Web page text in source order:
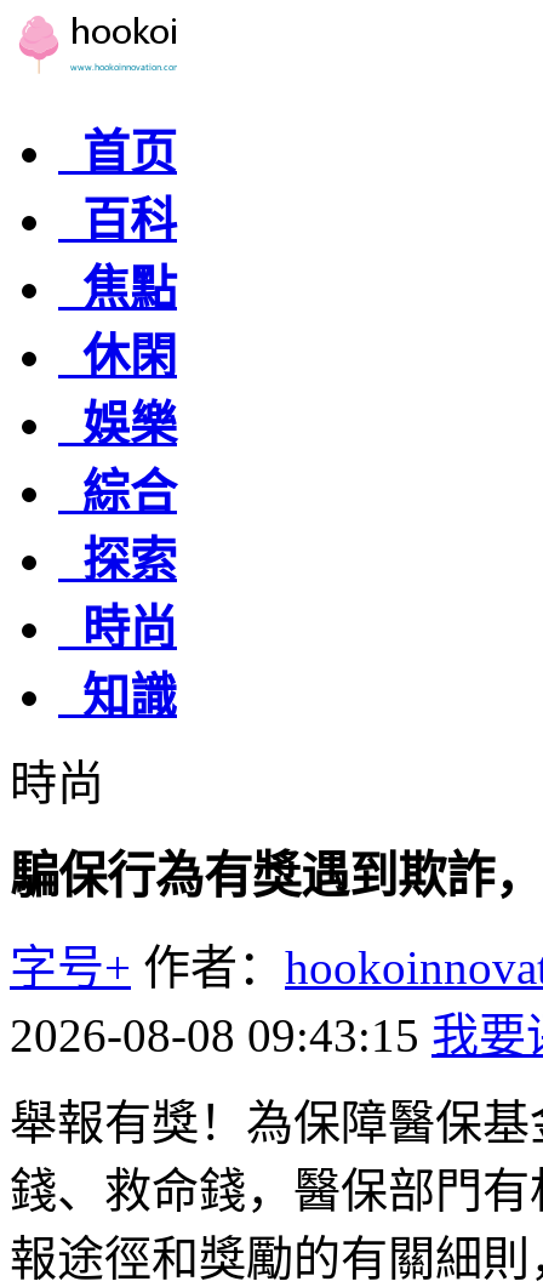
首页
百科
焦點
休閑
娛樂
綜合
探索
時尚
知識
時尚
騙保行為有獎遇到欺詐
字号+ 作者：
2026-08-08 09:43:15 我要
舉報有獎！為保障醫保
錢、救命錢，醫保部門
報途徑和獎勵的有關細